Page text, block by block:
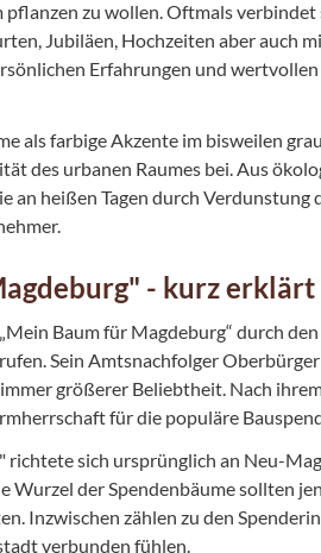
pflanzen zu wollen. Oftmals
Jubiläen, Hochzeiten aber auch
Erfahrungen und
als farbige Akzente im bisweilen
des urbanen Raumes bei. Aus
an heißen Tagen durch
- kurz erklärt
Baum für Magdeburg“ durch
Sein Amtsnachfolger
größerer Beliebtheit. Nach
für die populäre
richtete sich ursprünglich an Neu-
Wurzel der Spendenbäume sollten
Inzwischen zählen zu den
verbunden fühlen.